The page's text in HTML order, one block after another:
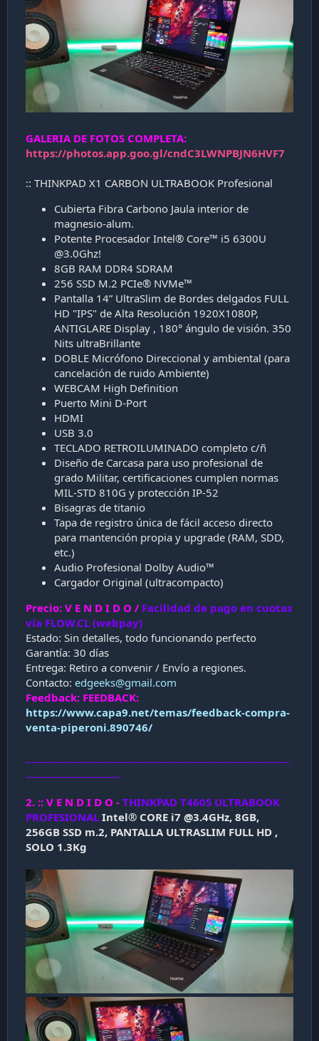
GALERIA DE FOTOS COMPLETA:
https://photos.app.goo.gl/cndC3LWNPBJN6HVF7
:: THINKPAD X1 CARBON ULTRABOOK Profesional
Cubierta Fibra Carbono Jaula interior de
magnesio-alum.
Potente Procesador Intel® Core™ i5 6300U
@3.0Ghz!
8GB RAM DDR4 SDRAM
256 SSD M.2 PCIe® NVMe™
Pantalla 14” UltraSlim de Bordes delgados FULL
HD "IPS" de Alta Resolución 1920X1080P,
ANTIGLARE Display , 180° ángulo de visión. 350
Nits ultraBrillante
DOBLE Micrófono Direccional y ambiental (para
cancelación de ruido Ambiente)
WEBCAM High Definition
Puerto Mini D-Port
HDMI
USB 3.0
TECLADO RETROILUMINADO completo c/ñ
Diseño de Carcasa para uso profesional de
grado Militar, certificaciones cumplen normas
MIL-STD 810G y protección IP-52
Bisagras de titanio
Tapa de registro única de fácil acceso directo
para mantención propia y upgrade (RAM, SDD,
etc.)
Audio Profesional Dolby Audio™
Cargador Original (ultracompacto)
Precio: V E N D I D O / Facilidad de pago en cuotas
vía FLOW.CL (webpay)
Estado: Sin detalles, todo funcionando perfecto
Garantía: 30 días
Entrega: Retiro a convenir / Envío a regiones.
Contacto: edgeeks@gmail.com
Feedback: FEEDBACK:
https://www.capa9.net/temas/feedback-compra-
venta-piperoni.890746/
2. :: V E N D I D O - THINKPAD T460S ULTRABOOK
PROFESIONAL Intel® CORE i7 @3.4GHz, 8GB,
256GB SSD m.2, PANTALLA ULTRASLIM FULL HD ,
SOLO 1.3Kg